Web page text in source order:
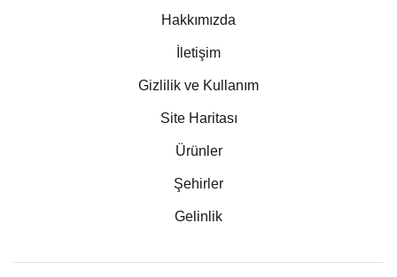
Hakkımızda
İletişim
Gizlilik ve Kullanım
Site Haritası
Ürünler
Şehirler
Gelinlik